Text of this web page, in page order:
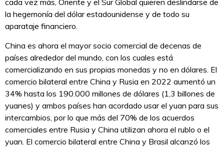
cada vez más, Oriente y el Sur Global quieren deslindarse de
la hegemonía del dólar estadounidense y de todo su
aparataje financiero.
China es ahora el mayor socio comercial de decenas de
países alrededor del mundo, con los cuales está
comercializando en sus propias monedas y no en dólares. El
comercio bilateral entre China y Rusia en 2022 aumentó un
34% hasta los 190.000 millones de dólares (1,3 billones de
yuanes) y ambos países han acordado usar el yuan para sus
intercambios, por lo que más del 70% de los acuerdos
comerciales entre Rusia y China utilizan ahora el rublo o el
yuan. El comercio bilateral entre China y Brasil alcanzó los